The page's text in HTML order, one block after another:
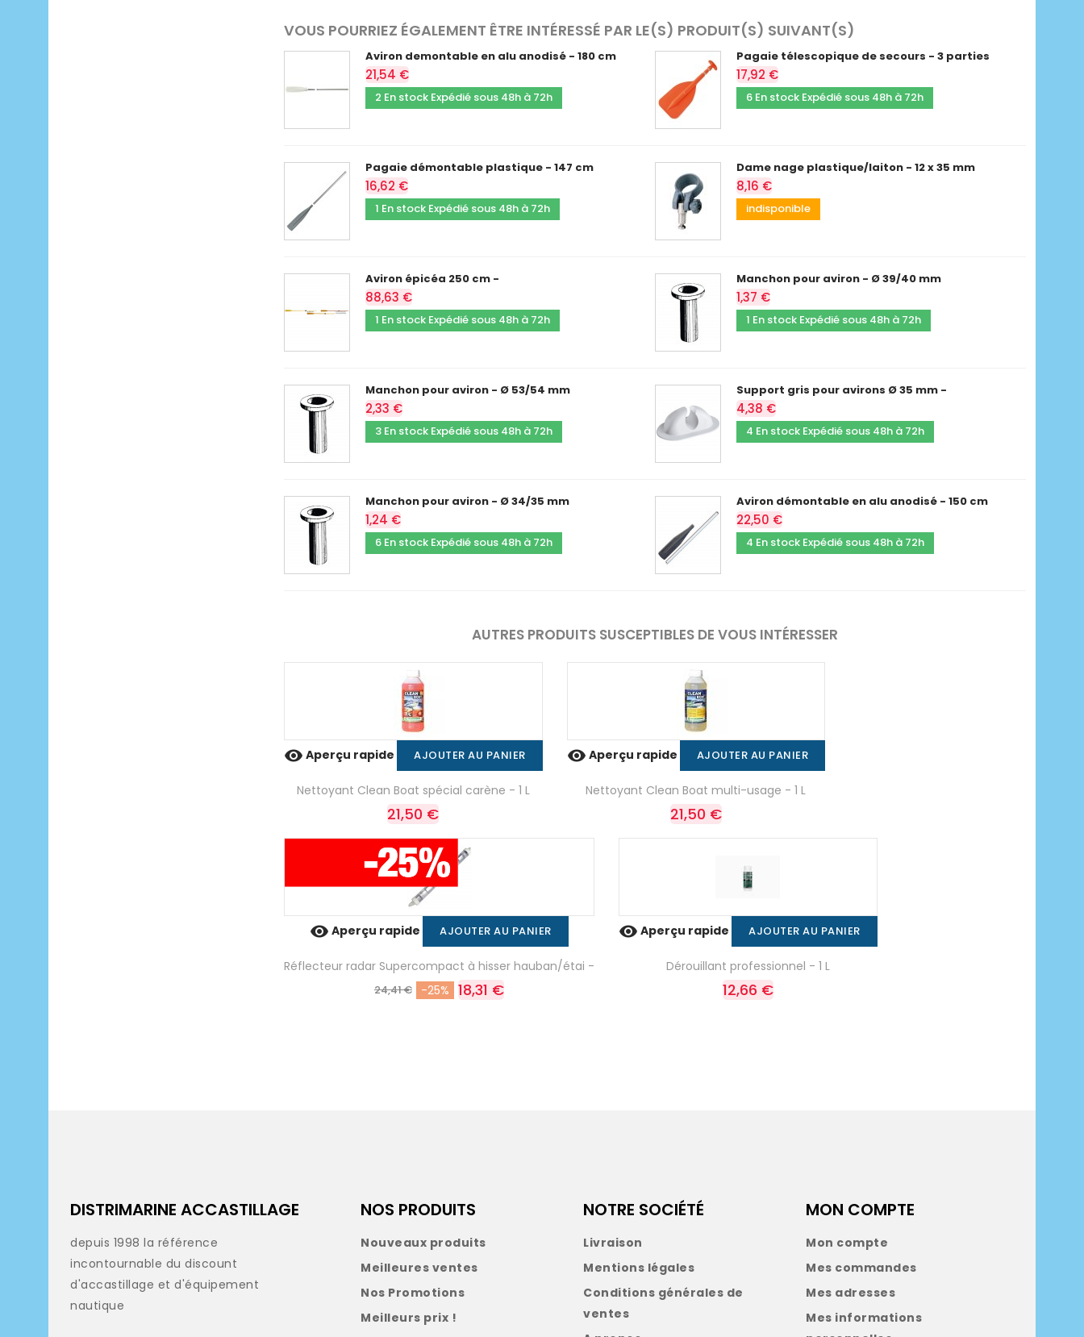
VOUS POURRIEZ ÉGALEMENT ÊTRE INTÉRESSÉ PAR LE(S) PRODUIT(S) SUIVANT(S)
Aviron demontable en alu anodisé - 180 cm
21,54 €
2 En stock Expédié sous 48h à 72h
Pagaie télescopique de secours - 3 parties
17,92 €
6 En stock Expédié sous 48h à 72h
Pagaie démontable plastique - 147 cm
16,62 €
1 En stock Expédié sous 48h à 72h
Dame nage plastique/laiton - 12 x 35 mm
8,16 €
indisponible
Aviron épicéa 250 cm -
88,63 €
1 En stock Expédié sous 48h à 72h
Manchon pour aviron - Ø 39/40 mm
1,37 €
1 En stock Expédié sous 48h à 72h
Manchon pour aviron - Ø 53/54 mm
2,33 €
3 En stock Expédié sous 48h à 72h
Support gris pour avirons Ø 35 mm -
4,38 €
4 En stock Expédié sous 48h à 72h
Manchon pour aviron - Ø 34/35 mm
1,24 €
6 En stock Expédié sous 48h à 72h
Aviron démontable en alu anodisé - 150 cm
22,50 €
4 En stock Expédié sous 48h à 72h
AUTRES PRODUITS SUSCEPTIBLES DE VOUS INTÉRESSER
 Aperçu rapide AJOUTER AU PANIER
Nettoyant Clean Boat spécial carène - 1 L
21,50 €
 Aperçu rapide AJOUTER AU PANIER
Nettoyant Clean Boat multi-usage - 1 L
21,50 €
 Aperçu rapide AJOUTER AU PANIER
Réflecteur radar Supercompact à hisser hauban/étai -
24,41 € -25% 18,31 €
 Aperçu rapide AJOUTER AU PANIER
Dérouillant professionnel - 1 L
12,66 €
DISTRIMARINE ACCASTILLAGE
depuis 1998 la référence
incontournable du discount
d'accastillage et d'équipement
nautique
NOS PRODUITS
Nouveaux produits
Meilleures ventes
Nos Promotions
Meilleurs prix !
NOTRE SOCIÉTÉ
Livraison
Mentions légales
Conditions générales de
ventes
MON COMPTE
Mon compte
Mes commandes
Mes adresses
Mes informations